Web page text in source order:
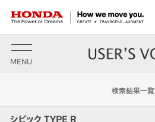
MENU
検索結果一覧
シビック TYPE R